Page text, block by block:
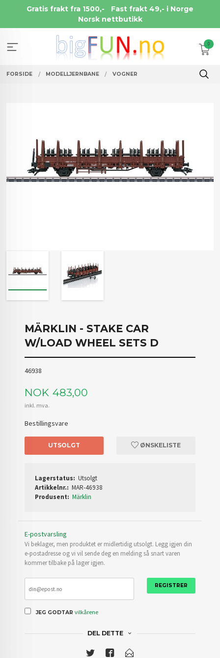
Gratis frakt fra 1500,-
Fast frakt 49,- i Norge
Norsk nettbutikk
0
FORSIDE MODELLJERNBANE VOGNER
MÄRKLIN - STAKE CAR
W/LOAD WHEEL SETS D
46938
Pris
NOK 483,00
inkl. mva.
Bestillingsvare
UTSOLGT ØNSKELISTE
Lagerstatus: Utsolgt
Artikkelnr.: MAR-46938
Produsent: Märklin
E-postvarsling
Vi beklager, men produktet er midlertidig utsolgt. Legg igjen din
e-postadresse og vi vil sende deg en melding så snart varen
kommer tilbake på lager igjen.
JEG GODTAR vilkårene
REGISTRER
DEL DETTE